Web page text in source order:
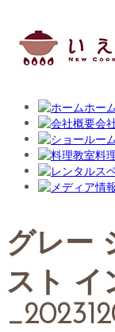
ホー
会
料
グレー
スト イ